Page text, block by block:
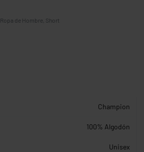
Ropa de Hombre Short
Champion
100% Algodón
Unisex